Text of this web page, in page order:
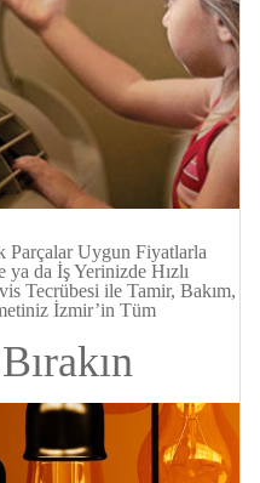
Parçalar Uygun Fiyatlarla
ya da İş Yerinizde Hızlı
Tecrübesi ile Tamir, Bakım,
İzmir’in Tüm
Bırakın